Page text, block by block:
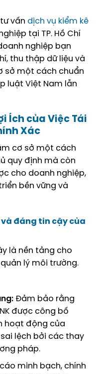
vấn dịch vụ kiểm kê
tại TP. Hồ Chí
nghiệp bạn
thu thập dữ liệu và
sở một cách chuẩn
luật Việt Nam lẫn
Ích của Việc Tái
Xác
cơ sở một cách
quy định mà còn
cho doanh nghiệp,
bền vững và
và đáng tin cậy của
là nền tảng cho
lý môi trường.
Đảm bảo rằng
được công bố
hoạt động của
lệch bởi các thay
pháp.
minh bạch, chính